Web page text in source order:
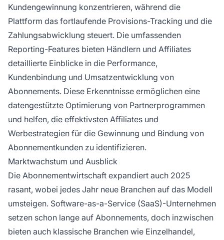
Kundengewinnung konzentrieren, während die
Plattform das fortlaufende Provisions-Tracking und die
Zahlungsabwicklung steuert. Die umfassenden
Reporting-Features bieten Händlern und Affiliates
detaillierte Einblicke in die Performance,
Kundenbindung und Umsatzentwicklung von
Abonnements. Diese Erkenntnisse ermöglichen eine
datengestützte Optimierung von Partnerprogrammen
und helfen, die effektivsten Affiliates und
Werbestrategien für die Gewinnung und Bindung von
Abonnementkunden zu identifizieren.
Marktwachstum und Ausblick
Die Abonnementwirtschaft expandiert auch 2025
rasant, wobei jedes Jahr neue Branchen auf das Modell
umsteigen. Software-as-a-Service (SaaS)-Unternehmen
setzen schon lange auf Abonnements, doch inzwischen
bieten auch klassische Branchen wie Einzelhandel,